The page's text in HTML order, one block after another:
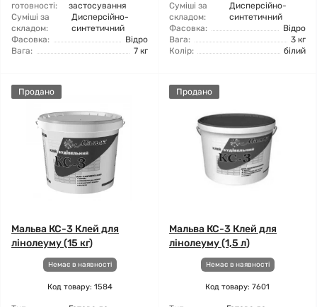
готовності:
застосування
Суміші за
складом:
Дисперсійно-
синтетичний
Фасовка:
Відро
Вага:
7 кг
Суміші за
складом:
Дисперсійно-
синтетичний
Фасовка:
Відро
Вага:
3 кг
Колір:
білий
Продано
Мальва КС-3 Клей для
лінолеуму (15 кг)
Немає в наявності
Код товару: 1584
Продано
Мальва КС-3 Клей для
лінолеуму (1,5 л)
Немає в наявності
Код товару: 7601